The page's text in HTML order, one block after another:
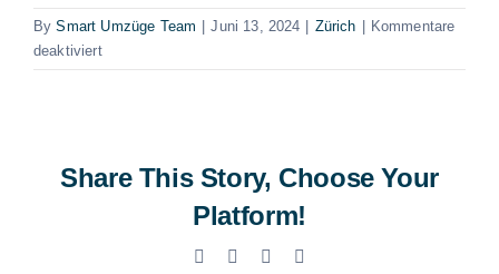
BySmart Umzüge Team | Juni 13, 2024 | Zürich | Kommentare
deaktiviertfür
Umzugsfirma
Share This Story, Choose Your
Platform!
Facebook LinkedIn